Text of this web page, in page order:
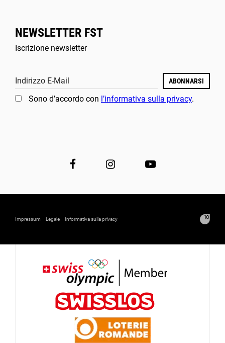
NEWSLETTER FST
Iscrizione newsletter
Indirizzo E-Mail ABONNARSI
Sono d’accordo con l’informativa sulla privacy.
Impressum Legale Informativa sulla privacy